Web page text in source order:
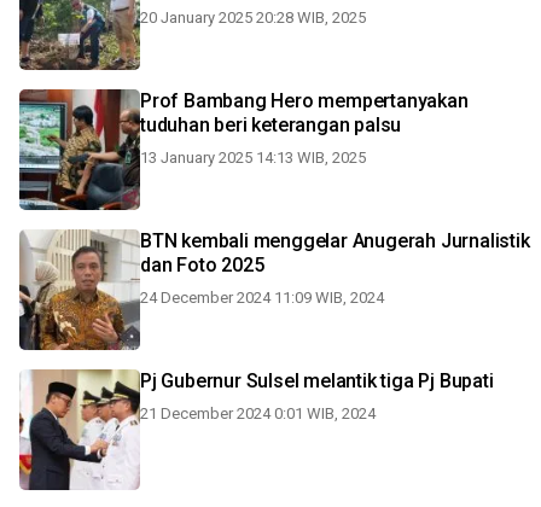
20 January 2025 20:28 WIB, 2025
Prof Bambang Hero mempertanyakan
tuduhan beri keterangan palsu
13 January 2025 14:13 WIB, 2025
BTN kembali menggelar Anugerah Jurnalistik
dan Foto 2025
24 December 2024 11:09 WIB, 2024
Pj Gubernur Sulsel melantik tiga Pj Bupati
21 December 2024 0:01 WIB, 2024